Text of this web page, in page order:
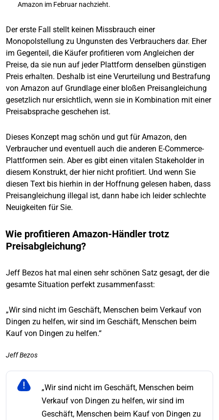
Amazon im Februar nachzieht.
Der erste Fall stellt keinen Missbrauch einer
Monopolstellung zu Ungunsten des Verbrauchers dar. Eher
im Gegenteil, die Käufer profitieren vom Angleichen der
Preise, da sie nun auf jeder Plattform denselben günstigen
Preis erhalten. Deshalb ist eine Verurteilung und Bestrafung
von Amazon auf Grundlage einer bloßen Preisangleichung
gesetzlich nur ersichtlich, wenn sie in Kombination mit einer
Preisabsprache geschehen ist.
Dieses Konzept mag schön und gut für Amazon, den
Verbraucher und eventuell auch die anderen E-Commerce-
Plattformen sein. Aber es gibt einen vitalen Stakeholder in
diesem Konstrukt, der hier nicht profitiert. Und wenn Sie
diesen Text bis hierhin in der Hoffnung gelesen haben, dass
Preisangleichung illegal ist, dann habe ich leider schlechte
Neuigkeiten für Sie.
Wie profitieren Amazon-Händler trotz
Preisabgleichung?
Jeff Bezos hat mal einen sehr schönen Satz gesagt, der die
gesamte Situation perfekt zusammenfasst:
„Wir sind nicht im Geschäft, Menschen beim Verkauf von
Dingen zu helfen, wir sind im Geschäft, Menschen beim
Kauf von Dingen zu helfen.“
Jeff Bezos
„Wir sind nicht im Geschäft, Menschen beim
Verkauf von Dingen zu helfen, wir sind im
Geschäft, Menschen beim Kauf von Dingen zu